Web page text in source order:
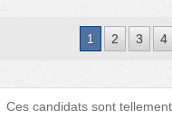
1 2 3 4
Ces candidats sont